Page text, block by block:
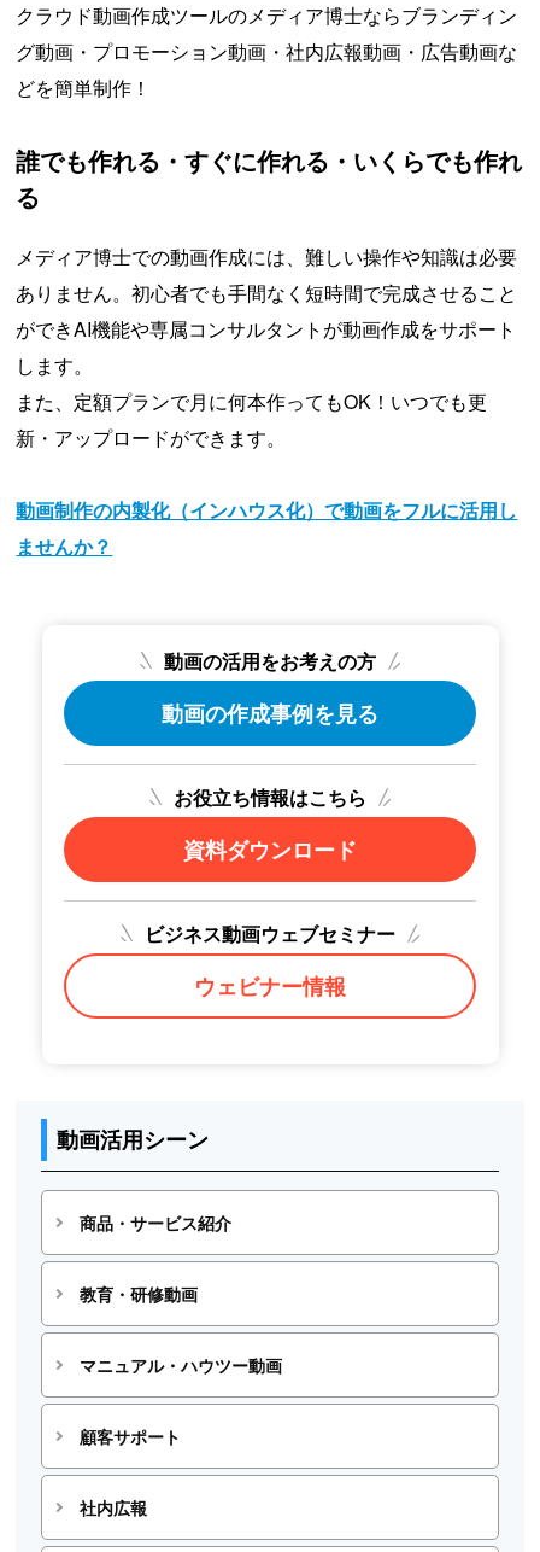
クラウド動画作成ツールのメディア博士ならブランディン
グ動画・プロモーション動画・社内広報動画・広告動画な
どを簡単制作！
誰でも作れる・すぐに作れる・いくらでも作れ
る
メディア博士での動画作成には、難しい操作や知識は必要
ありません。初心者でも手間なく短時間で完成させること
ができAI機能や専属コンサルタントが動画作成をサポート
します。
また、定額プランで月に何本作ってもOK！いつでも更
新・アップロードができます。
動画制作の内製化（インハウス化）で動画をフルに活用し
ませんか？
動画の活用をお考えの方
動画の作成事例を見る
お役立ち情報はこちら
資料ダウンロード
ビジネス動画ウェブセミナー
ウェビナー情報
動画活用シーン
商品・サービス紹介
教育・研修動画
マニュアル・ハウツー動画
顧客サポート
社内広報